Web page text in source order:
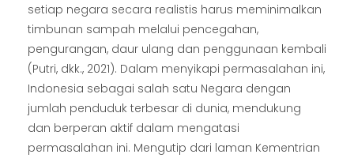
setiap negara secara realistis harus meminimalkan
timbunan sampah melalui pencegahan,
pengurangan, daur ulang dan penggunaan kembali
(Putri, dkk., 2021). Dalam menyikapi permasalahan ini,
Indonesia sebagai salah satu Negara dengan
jumlah penduduk terbesar di dunia, mendukung
dan berperan aktif dalam mengatasi
permasalahan ini. Mengutip dari laman Kementrian